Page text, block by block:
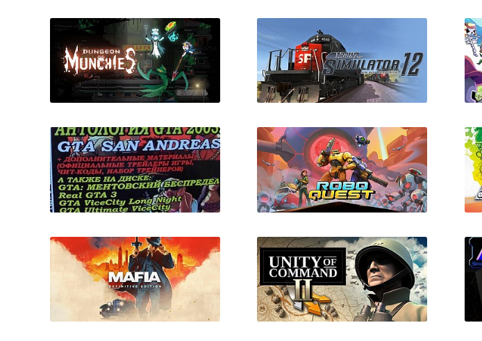
Dungeon Munchies
Trainz Simulator 12 + все
Антология GTA 2005:
Grand Theft Auto III, Vice
Roboquest